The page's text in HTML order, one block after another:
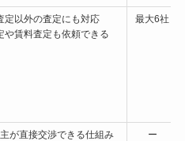
定以外の査定にも対応
や賃料査定も依頼できる
最大6社
主が直接交渉できる仕組み
ー